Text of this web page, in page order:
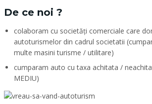
De ce noi ?
colaboram cu societăți comerciale care
autoturismelor din cadrul societatii
multe masini turisme / utilitare)
cumparam auto cu taxa achitata /
MEDIU)